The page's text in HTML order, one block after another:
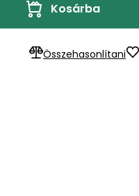
Kosárba
Összehasonlítani